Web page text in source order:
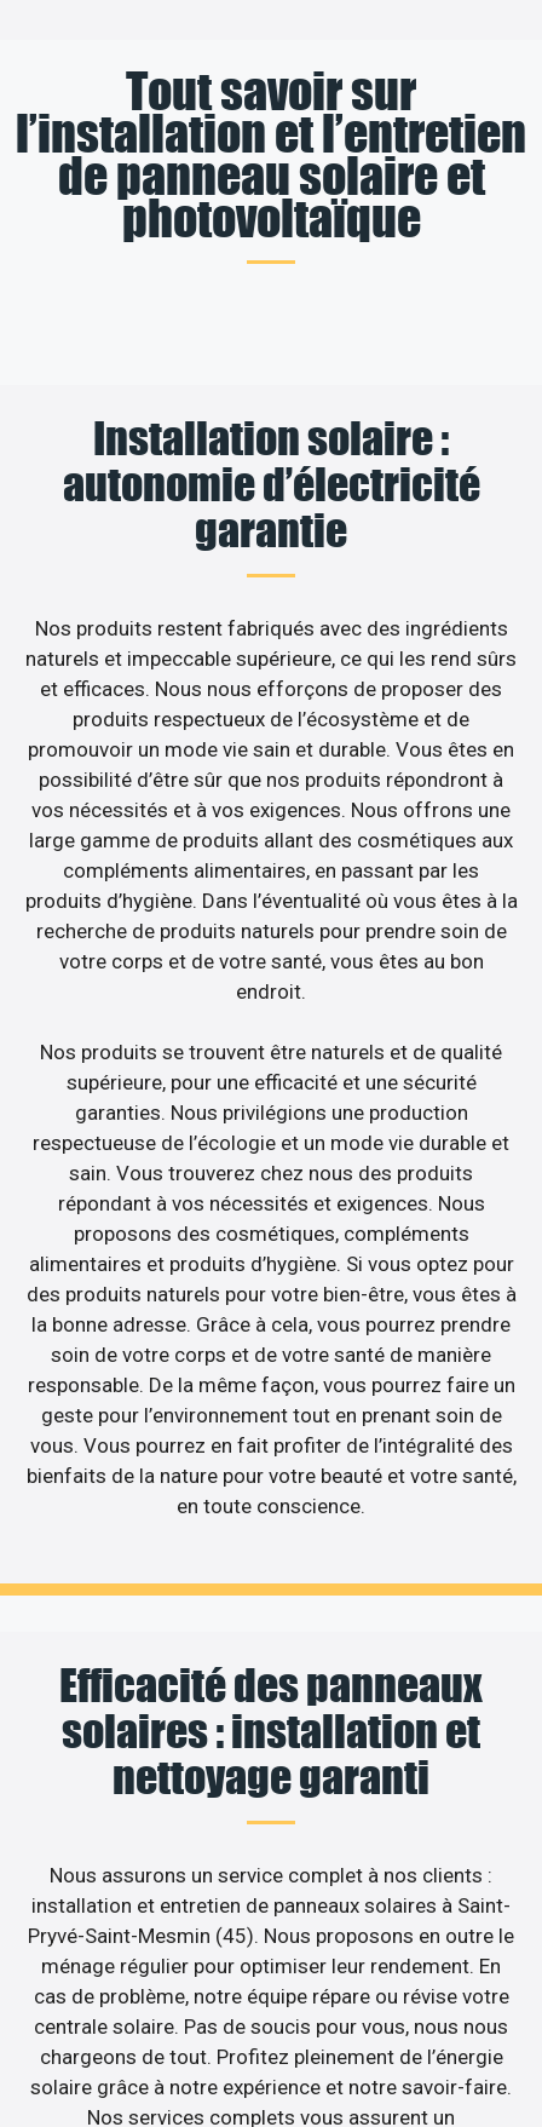
Tout savoir sur
l’installation et l’entretien
de panneau solaire et
photovoltaïque
Installation solaire :
autonomie d’électricité
garantie
Nos produits restent fabriqués avec des ingrédients
naturels et impeccable supérieure, ce qui les rend sûrs
et efficaces. Nous nous efforçons de proposer des
produits respectueux de l’écosystème et de
promouvoir un mode vie sain et durable. Vous êtes en
possibilité d’être sûr que nos produits répondront à
vos nécessités et à vos exigences. Nous offrons une
large gamme de produits allant des cosmétiques aux
compléments alimentaires, en passant par les
produits d’hygiène. Dans l’éventualité où vous êtes à la
recherche de produits naturels pour prendre soin de
votre corps et de votre santé, vous êtes au bon
endroit.
Nos produits se trouvent être naturels et de qualité
supérieure, pour une efficacité et une sécurité
garanties. Nous privilégions une production
respectueuse de l’écologie et un mode vie durable et
sain. Vous trouverez chez nous des produits
répondant à vos nécessités et exigences. Nous
proposons des cosmétiques, compléments
alimentaires et produits d’hygiène. Si vous optez pour
des produits naturels pour votre bien-être, vous êtes à
la bonne adresse. Grâce à cela, vous pourrez prendre
soin de votre corps et de votre santé de manière
responsable. De la même façon, vous pourrez faire un
geste pour l’environnement tout en prenant soin de
vous. Vous pourrez en fait profiter de l’intégralité des
bienfaits de la nature pour votre beauté et votre santé,
en toute conscience.
Efficacité des panneaux
solaires : installation et
nettoyage garanti
Nous assurons un service complet à nos clients :
installation et entretien de panneaux solaires à Saint-
Pryvé-Saint-Mesmin (45). Nous proposons en outre le
ménage régulier pour optimiser leur rendement. En
cas de problème, notre équipe répare ou révise votre
centrale solaire. Pas de soucis pour vous, nous nous
chargeons de tout. Profitez pleinement de l’énergie
solaire grâce à notre expérience et notre savoir-faire.
Nos services complets vous assurent un